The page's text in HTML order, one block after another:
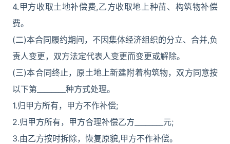
4.甲方收取土地补偿费,乙方收取地上种苗、构筑物补偿
费。
(二)本合同履约期间，不因集体经济组织的分立、合并,负
责人变更，双方法定代表人变更而变更或解除。
(三)本合同终止，原土地上新建附着构筑物，双方同意按
以下第________种方式处理。
1.归甲方所有，甲方不作补偿;
2.归甲方所有，甲方合理补偿乙方________元;
3.由乙方按时拆除，恢复原貌,甲方不作补偿。